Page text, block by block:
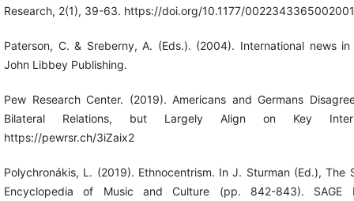
Research, 2(1), 39-63. https://doi.org/10.1177/
Paterson, C. & Sreberny, A. (Eds.). (2004). International news
John Libbey Publishing.
Pew Research Center. (2019). Americans and Germans
Bilateral Relations, but Largely Align on Key
https://pewrsr.ch/3iZaix2
Polychronákis, L. (2019). Ethnocentrism. In J. Sturman (Ed.), The
Encyclopedia of Music and Culture (pp. 842-843). SAGE